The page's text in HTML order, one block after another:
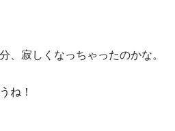
、寂しくなっちゃったのかな。
ね！